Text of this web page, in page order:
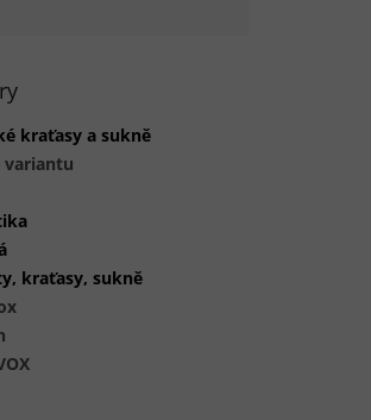
kraťasy a sukně
variantu
kraťasy, sukně